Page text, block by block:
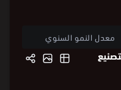
معدل النمو السنوي